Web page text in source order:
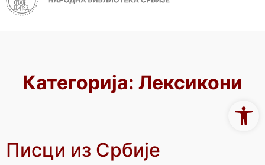
Категорија: Лексикони
Писци из Србије